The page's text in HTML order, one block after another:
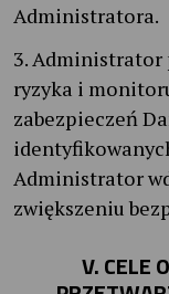
Administratora.
3. Administrator
ryzyka i
zabezpieczeń
Administrator
zwiększeniu
V. CELE